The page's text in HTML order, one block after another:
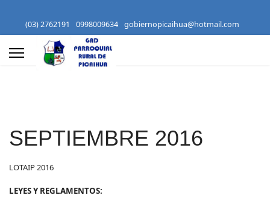
(03) 2762191 0998009634 gobiernopicaihua@hotmail.com
SEPTIEMBRE 2016
LOTAIP 2016
LEYES Y REGLAMENTOS: